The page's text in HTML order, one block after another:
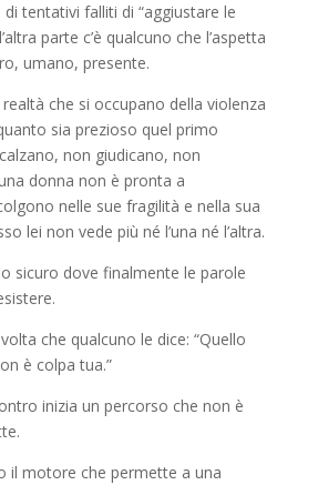
tentativi falliti di “aggiustare le
parte c’è qualcuno che l’aspetta
umano, presente.
che si occupano della violenza
sia prezioso quel primo
non giudicano, non
donna non è pronta a
nelle sue fragilità e nella sua
lei non vede più né l’una né l’altra.
sicuro dove finalmente le parole
che qualcuno le dice: “Quello
è colpa tua.”
inizia un percorso che non è
il motore che permette a una